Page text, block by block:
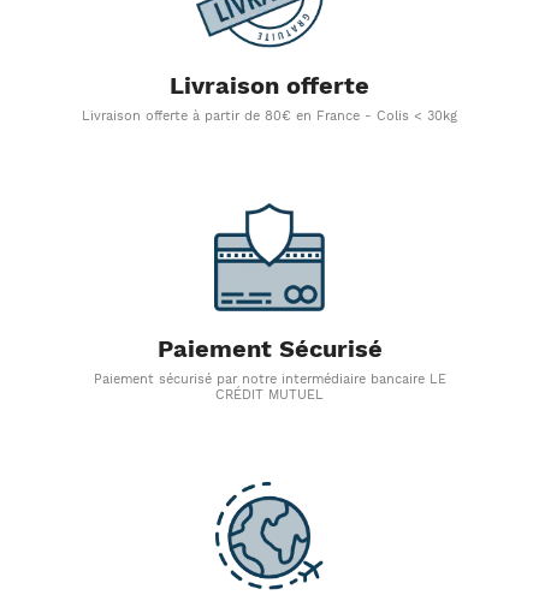
Livraison offerte
Livraison offerte à partir de 80€ en France - Colis < 30kg
Paiement Sécurisé
Paiement sécurisé par notre intermédiaire bancaire LE
CRÉDIT MUTUEL